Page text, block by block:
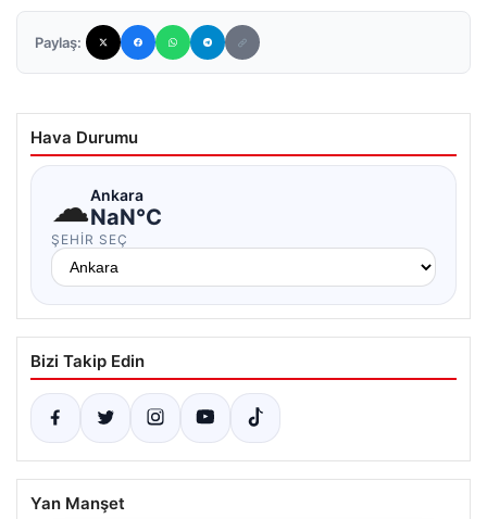
Paylaş:
Hava Durumu
☁Ankara
NaN°C
ŞEHIR SEÇ
Bizi Takip Edin
Yan Manşet